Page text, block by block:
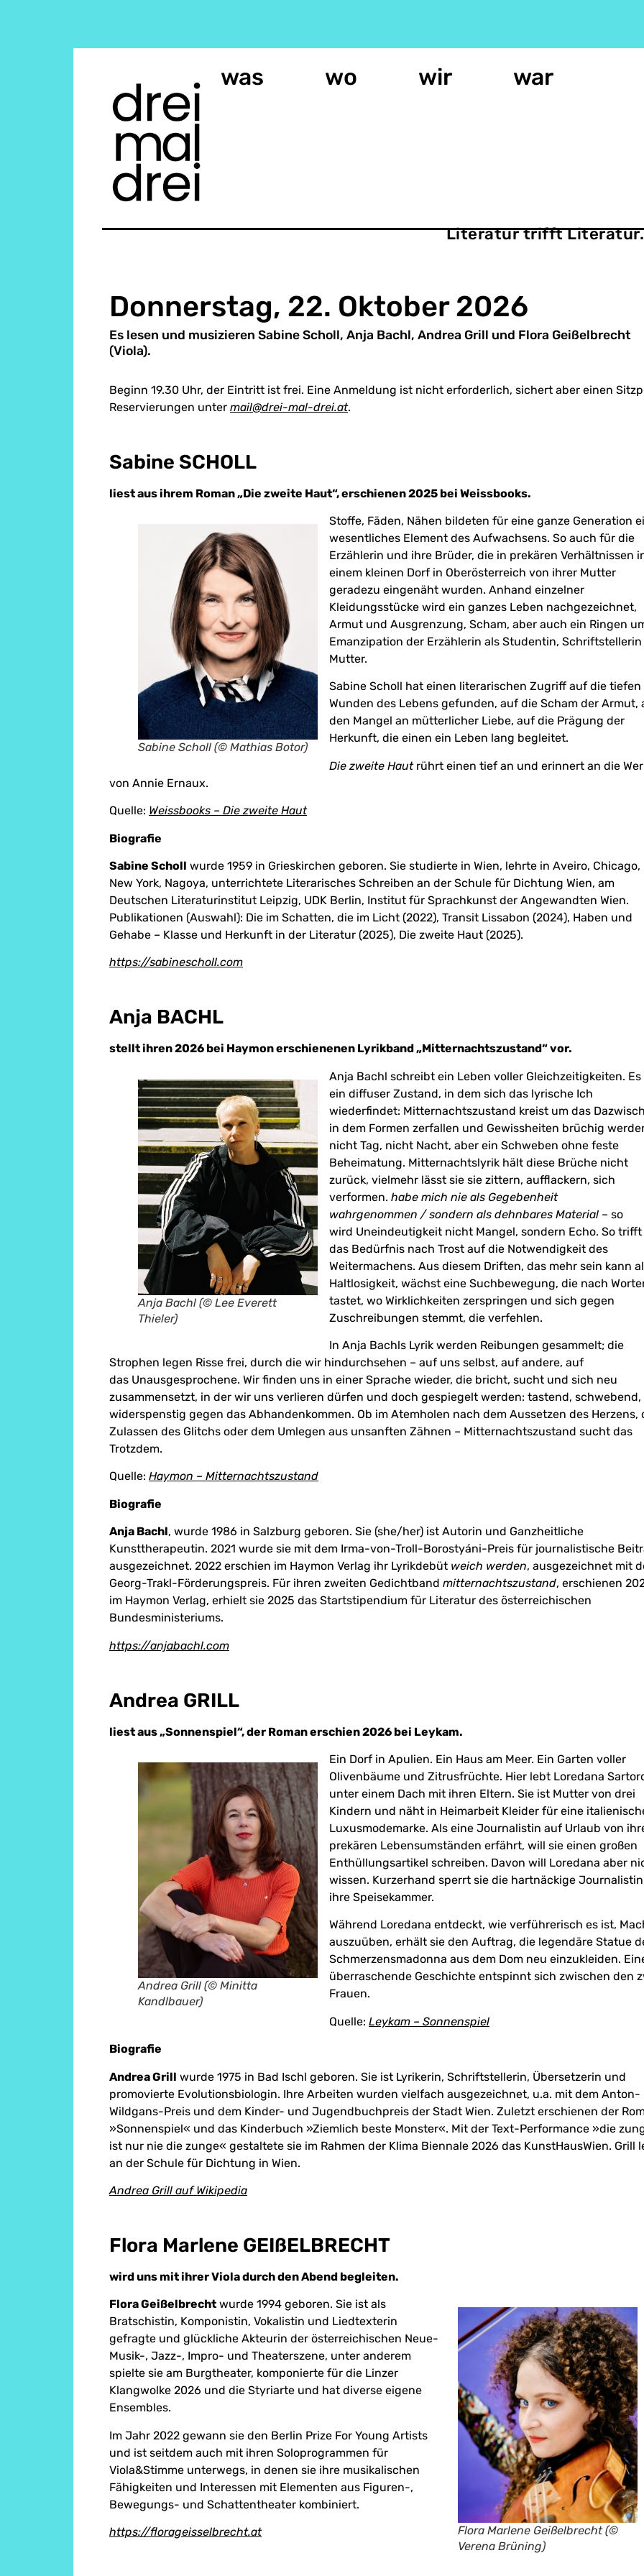
was wo wir war
Literatur trifft Literatur.
Donnerstag, 22. Oktober 2026
Es lesen und musizieren Sabine Scholl, Anja Bachl, Andrea Grill und Flora Geißelbrecht
(Viola).
Beginn 19.30 Uhr, der Eintritt ist frei. Eine Anmeldung ist nicht erforderlich, sichert aber einen
Reservierungen unter mail@drei-mal-drei.at.
Sabine SCHOLL
liest aus ihrem Roman „Die zweite Haut“, erschienen 2025 bei Weissbooks.
Sabine Scholl (© Mathias Botor)
Stoffe, Fäden, Nähen bildeten für eine ganze Generation
wesentliches Element des Aufwachsens. So auch für die
Erzählerin und ihre Brüder, die in prekären Verhältnissen
einem kleinen Dorf in Oberösterreich von ihrer Mutter
geradezu eingenäht wurden. Anhand einzelner
Kleidungsstücke wird ein ganzes Leben nachgezeichnet,
Armut und Ausgrenzung, Scham, aber auch ein Ringen
Emanzipation der Erzählerin als Studentin,
Mutter.
Sabine Scholl hat einen literarischen Zugriff auf die tiefen
Wunden des Lebens gefunden, auf die Scham der Armut,
den Mangel an mütterlicher Liebe, auf die Prägung der
Herkunft, die einen ein Leben lang begleitet.
Die zweite Hautrührt einen tief an und erinnert an die
von Annie Ernaux.
Quelle: Weissbooks – Die zweite Haut
Biografie
Sabine Scholl wurde 1959 in Grieskirchen geboren. Sie studierte in Wien, lehrte in Aveiro, Chicago,
New York, Nagoya, unterrichtete Literarisches Schreiben an der Schule für Dichtung Wien, am
Deutschen Literaturinstitut Leipzig, UDK Berlin, Institut für Sprachkunst der Angewandten Wien.
Publikationen (Auswahl): Die im Schatten, die im Licht (2022), Transit Lissabon (2024), Haben und
Gehabe – Klasse und Herkunft in der Literatur (2025), Die zweite Haut (2025).
https://sabinescholl.com
Anja BACHL
stellt ihren 2026 bei Haymon erschienenen Lyrikband „Mitternachtszustand“ vor.
Anja Bachl (© Lee Everett
Thieler)
Anja Bachl schreibt ein Leben voller Gleichzeitigkeiten. Es
ein diffuser Zustand, in dem sich das lyrische Ich
wiederfindet: Mitternachtszustand kreist um das
in dem Formen zerfallen und Gewissheiten brüchig
nicht Tag, nicht Nacht, aber ein Schweben ohne feste
Beheimatung. Mitternachtslyrik hält diese Brüche nicht
zurück, vielmehr lässt sie sie zittern, aufflackern, sich
verformen. habe mich nie als Gegebenheit
wahrgenommen / sondern als dehnbares Material – so
wird Uneindeutigkeit nicht Mangel, sondern Echo. So trifft
das Bedürfnis nach Trost auf die Notwendigkeit des
Weitermachens. Aus diesem Driften, das mehr sein kann
Haltlosigkeit, wächst eine Suchbewegung, die nach
tastet, wo Wirklichkeiten zerspringen und sich gegen
Zuschreibungen stemmt, die verfehlen.
In Anja Bachls Lyrik werden Reibungen gesammelt; die
Strophen legen Risse frei, durch die wir hindurchsehen – auf uns selbst, auf andere, auf
das Unausgesprochene. Wir finden uns in einer Sprache wieder, die bricht, sucht und sich neu
zusammensetzt, in der wir uns verlieren dürfen und doch gespiegelt werden: tastend, schwebend,
widerspenstig gegen das Abhandenkommen. Ob im Atemholen nach dem Aussetzen des Herzens,
Zulassen des Glitchs oder dem Umlegen aus unsanften Zähnen – Mitternachtszustand sucht das
Trotzdem.
Quelle: Haymon – Mitternachtszustand
Biografie
Anja Bachl, wurde 1986 in Salzburg geboren. Sie (she/her) ist Autorin und Ganzheitliche
Kunsttherapeutin. 2021 wurde sie mit dem Irma-von-Troll-Borostyáni-Preis für journalistische
ausgezeichnet. 2022 erschien im Haymon Verlag ihr Lyrikdebüt weich werden, ausgezeichnet mit
Georg-Trakl-Förderungspreis. Für ihren zweiten Gedichtband mitternachtszustand, erschienen
im Haymon Verlag, erhielt sie 2025 das Startstipendium für Literatur des österreichischen
Bundesministeriums.
https://anjabachl.com
Andrea GRILL
liest aus „Sonnenspiel“, der Roman erschien 2026 bei Leykam.
Andrea Grill (© Minitta
Kandlbauer)
Ein Dorf in Apulien. Ein Haus am Meer. Ein Garten voller
Olivenbäume und Zitrusfrüchte. Hier lebt Loredana
unter einem Dach mit ihren Eltern. Sie ist Mutter von drei
Kindern und näht in Heimarbeit Kleider für eine
Luxusmodemarke. Als eine Journalistin auf Urlaub von
prekären Lebensumständen erfährt, will sie einen großen
Enthüllungsartikel schreiben. Davon will Loredana aber
wissen. Kurzerhand sperrt sie die hartnäckige
ihre Speisekammer.
Während Loredana entdeckt, wie verführerisch es ist,
auszuüben, erhält sie den Auftrag, die legendäre Statue
Schmerzensmadonna aus dem Dom neu einzukleiden.
überraschende Geschichte entspinnt sich zwischen den
Frauen.
Quelle: Leykam – Sonnenspiel
Biografie
Andrea Grill wurde 1975 in Bad Ischl geboren. Sie ist Lyrikerin, Schriftstellerin, Übersetzerin und
promovierte Evolutionsbiologin. Ihre Arbeiten wurden vielfach ausgezeichnet, u.a. mit dem Anton-
Wildgans-Preis und dem Kinder- und Jugendbuchpreis der Stadt Wien. Zuletzt erschienen der
»Sonnenspiel« und das Kinderbuch »Ziemlich beste Monster«. Mit der Text-Performance »die
ist nur nie die zunge« gestaltete sie im Rahmen der Klima Biennale 2026 das KunstHausWien. Grill
an der Schule für Dichtung in Wien.
Andrea Grill auf Wikipedia
Flora Marlene GEIßELBRECHT
wird uns mit ihrer Viola durch den Abend begleiten.
Flora Marlene Geißelbrecht (©
Verena Brüning)
Flora Geißelbrecht wurde 1994 geboren. Sie ist als
Bratschistin, Komponistin, Vokalistin und Liedtexterin
gefragte und glückliche Akteurin der österreichischen Neue-
Musik-, Jazz-, Impro- und Theaterszene, unter anderem
spielte sie am Burgtheater, komponierte für die Linzer
Klangwolke 2026 und die Styriarte und hat diverse eigene
Ensembles.
Im Jahr 2022 gewann sie den Berlin Prize For Young Artists
und ist seitdem auch mit ihren Soloprogrammen für
Viola&Stimme unterwegs, in denen sie ihre musikalischen
Fähigkeiten und Interessen mit Elementen aus Figuren-,
Bewegungs- und Schattentheater kombiniert.
https://florageisselbrecht.at